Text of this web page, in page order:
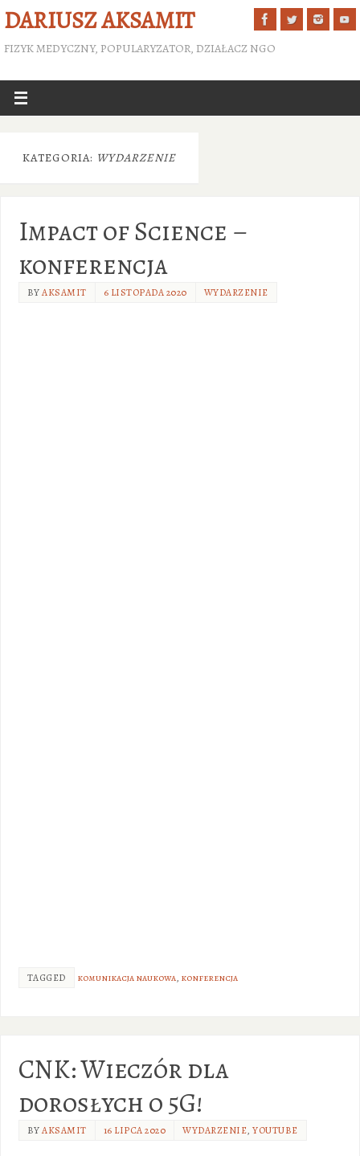
DARIUSZ AKSAMIT
FIZYK MEDYCZNY, POPULARYZATOR, DZIAŁACZ NGO
KATEGORIA: WYDARZENIE
Impact of Science –
konferencja
BYAKSAMIT 6 LISTOPADA 2020 WYDARZENIE
TAGGED komunikacja naukowa, konferencja
CNK: Wieczór dla
dorosłych o 5G!
BYAKSAMIT 16 LIPCA 2020 WYDARZENIE,YOUTUBE